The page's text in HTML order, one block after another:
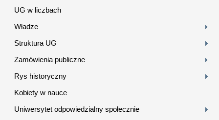
UG w liczbach
Władze
Struktura UG
Zamówienia publiczne
Rys historyczny
Kobiety w nauce
Uniwersytet odpowiedzialny społecznie